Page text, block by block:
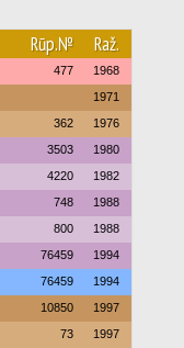
Rūp.№ Raž.
477 1968
1971
362 1976
3503 1980
4220 1982
748 1988
800 1988
76459 1994
76459 1994
10850 1997
73 1997